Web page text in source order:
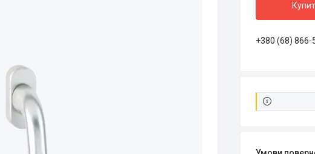
+380 (68) 866-